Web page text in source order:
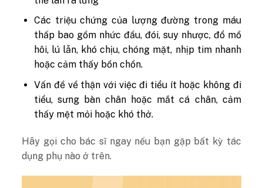
Các triệu chứng của lượng đường trong máu
thấp bao gồm nhức đầu, đói, suy nhược, đổ mồ
hôi, lú lẫn, khó chịu, chóng mặt, nhịp tim nhanh
hoặc cảm thấy bồn chồn.
Vấn đề về thận với việc đi tiểu ít hoặc không đi
tiểu, sưng bàn chân hoặc mắt cá chân, cảm
thấy mệt mỏi hoặc khó thở.
Hãy gọi cho bác sĩ ngay nếu bạn gặp bất kỳ tác
dụng phụ nào ở trên.